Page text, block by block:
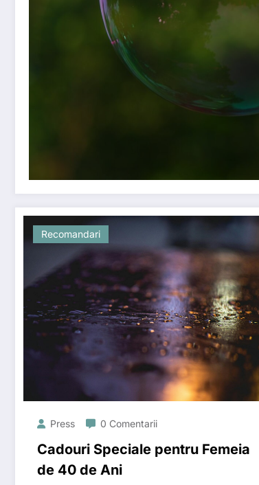
Recomandari
Press 0 Comentarii
Cadouri Speciale pentru Femeia
de 40 de Ani